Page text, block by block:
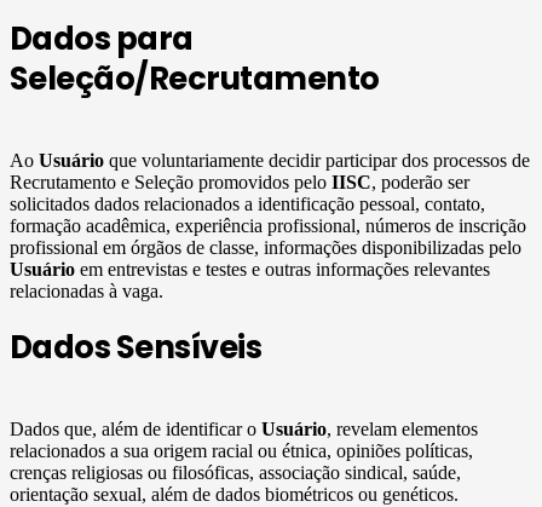
Dados para
Seleção/Recrutamento
Ao Usuário que voluntariamente decidir participar dos processos de
Recrutamento e Seleção promovidos pelo IISC, poderão ser
solicitados dados relacionados a identificação pessoal, contato,
formação acadêmica, experiência profissional, números de inscrição
profissional em órgãos de classe, informações disponibilizadas pelo
Usuário em entrevistas e testes e outras informações relevantes
relacionadas à vaga.
Dados Sensíveis
Dados que, além de identificar o Usuário, revelam elementos
relacionados a sua origem racial ou étnica, opiniões políticas,
crenças religiosas ou filosóficas, associação sindical, saúde,
orientação sexual, além de dados biométricos ou genéticos.